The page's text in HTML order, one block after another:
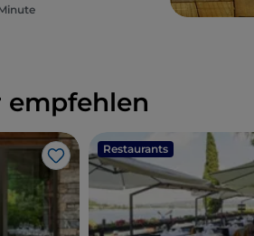
empfehlen
Like
Restaurants